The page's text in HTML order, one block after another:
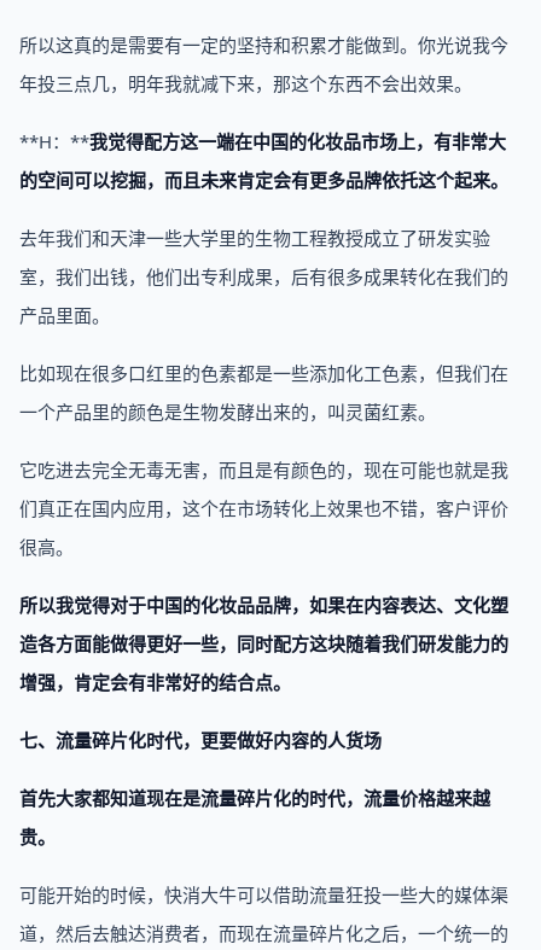
所以这真的是需要有一定的坚持和积累才能做到。你光说我今
年投三点几，明年我就减下来，那这个东西不会出效果。
**H：**我觉得配方这一端在中国的化妆品市场上，有非常大
的空间可以挖掘，而且未来肯定会有更多品牌依托这个起来。
去年我们和天津一些大学里的生物工程教授成立了研发实验
室，我们出钱，他们出专利成果，后有很多成果转化在我们的
产品里面。
比如现在很多口红里的色素都是一些添加化工色素，但我们在
一个产品里的颜色是生物发酵出来的，叫灵菌红素。
它吃进去完全无毒无害，而且是有颜色的，现在可能也就是我
们真正在国内应用，这个在市场转化上效果也不错，客户评价
很高。
所以我觉得对于中国的化妆品品牌，如果在内容表达、文化塑
造各方面能做得更好一些，同时配方这块随着我们研发能力的
增强，肯定会有非常好的结合点。
七、流量碎片化时代，更要做好内容的人货场
首先大家都知道现在是流量碎片化的时代，流量价格越来越
贵。
可能开始的时候，快消大牛可以借助流量狂投一些大的媒体渠
道，然后去触达消费者，而现在流量碎片化之后，一个统一的